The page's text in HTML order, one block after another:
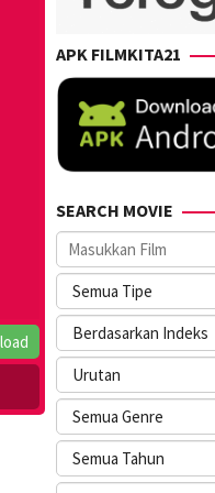
APK FILMKITA21
SEARCH MOVIE